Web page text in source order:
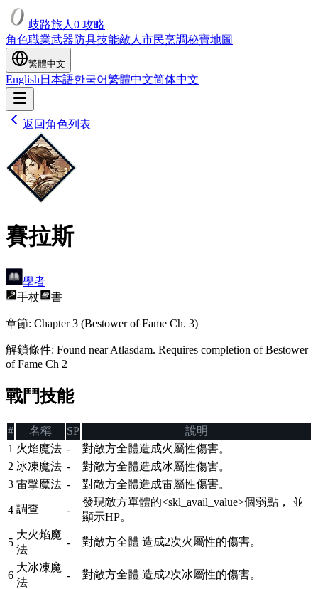
歧路旅人0 攻略
角色職業武器防具技能敵人 市民烹調秘寶地圖
繁體中文
English 日本語한국어繁體中文简体中文
返回角色列表
賽拉斯
學者
手杖
書
章節: Chapter 3 (Bestower of Fame Ch. 3)
解鎖條件: Found near Atlasdam. Requires completion of Bestower
of Fame Ch 2
戰鬥技能
# 名稱 SP
說明
1 火焰魔法 -
對敵方全體造成火屬性傷害。
2 冰凍魔法 -
對敵方全體造成冰屬性傷害。
3 雷擊魔法 - 對敵方全體造成雷屬性傷害。
4 調查 -
發現敵方單體的<skl_avail_value>個弱點， 並
顯示HP。
5
大火焰魔
法
- 對敵方全體 造成2次火屬性的傷害。
6
大冰凍魔
法
- 對敵方全體 造成2次冰屬性的傷害。